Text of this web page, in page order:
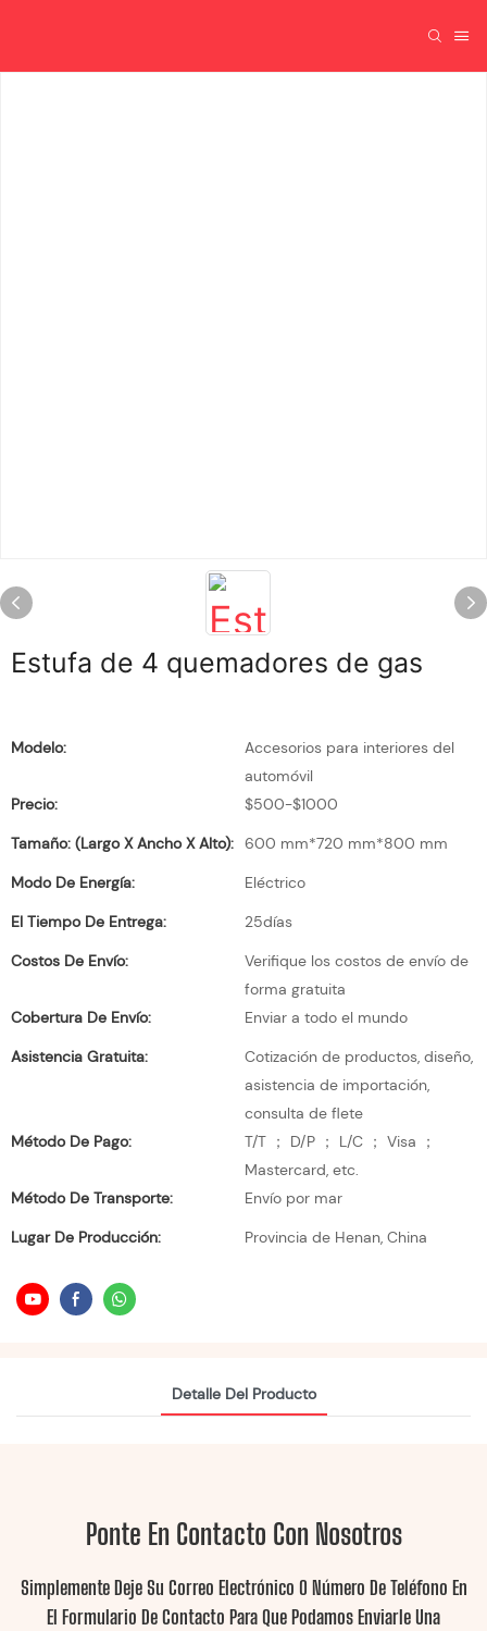
Estufa de 4 quemadores de gas
Modelo:
Accesorios para interiores del
automóvil
Precio:
$500-$1000
Tamaño: (largo X Ancho X Alto): 600 mm*720 mm*800 mm
Modo De Energía:
Eléctrico
El Tiempo De Entrega:
25días
Costos De Envío:
Verifique los costos de envío de
forma gratuita
Cobertura De Envío:
Enviar a todo el mundo
Asistencia Gratuita:
Cotización de productos, diseño,
asistencia de importación,
consulta de flete
Método De Pago:
T/T ； D/P ； L/C ； Visa ；
Mastercard, etc.
Método De Transporte:
Envío por mar
Lugar De Producción:
Provincia de Henan, China
Detalle Del Producto
Ponte En Contacto Con Nosotros
Simplemente Deje Su Correo Electrónico O Número De Teléfono En
El Formulario De Contacto Para Que Podamos Enviarle Una